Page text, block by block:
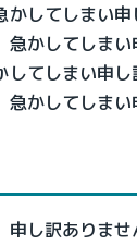
してしまい申
かしてしまい
てしまい申し
かしてしまい
し訳ありませ